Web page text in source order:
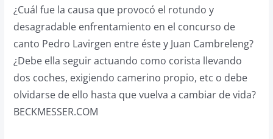
¿Cuál fue la causa que provocó el rotundo y
desagradable enfrentamiento en el concurso de
canto Pedro Lavirgen entre éste y Juan Cambreleng?
¿Debe ella seguir actuando como corista llevando
dos coches, exigiendo camerino propio, etc o debe
olvidarse de ello hasta que vuelva a cambiar de vida?
BECKMESSER.COM